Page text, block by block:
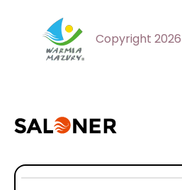
Copyright 2026